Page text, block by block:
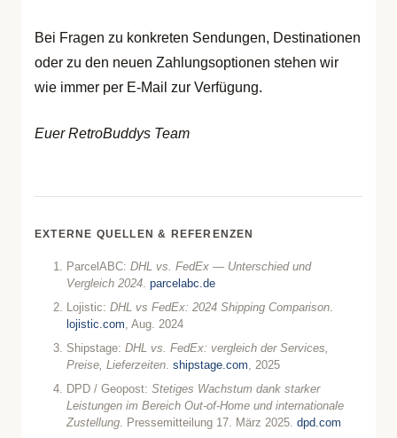
Bei Fragen zu konkreten Sendungen, Destinationen
oder zu den neuen Zahlungsoptionen stehen wir
wie immer per E-Mail zur Verfügung.
Euer RetroBuddys Team
EXTERNE QUELLEN & REFERENZEN
ParcelABC:DHL vs. FedEx — Unterschied und
Vergleich 2024 .parcelabc.de
Lojistic:DHL vs FedEx: 2024 Shipping Comparison
lojistic.com , Aug. 2024
Shipstage:DHL vs. FedEx: vergleich der Services,
Preise, Lieferzeiten .shipstage.com , 2025
DPD / Geopost:Stetiges Wachstum dank starker
Leistungen im Bereich Out-of-Home und internationale
Zustellung . Pressemitteilung 17. März 2025.dpd.com